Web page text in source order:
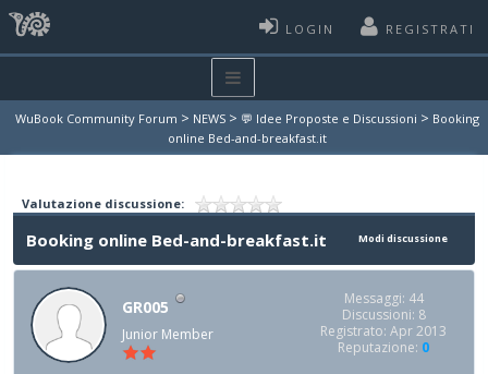
LOGIN REGISTRATI
WuBook Community Forum > NEWS > 💬 Idee Proposte e Discussioni > Booking
online Bed-and-breakfast.it
Valutazione discussione:
Modi discussione
Booking online Bed-and-breakfast.it
GR005
Junior Member
Messaggi: 44
Discussioni: 8
Registrato: Apr 2013
Reputazione: 0